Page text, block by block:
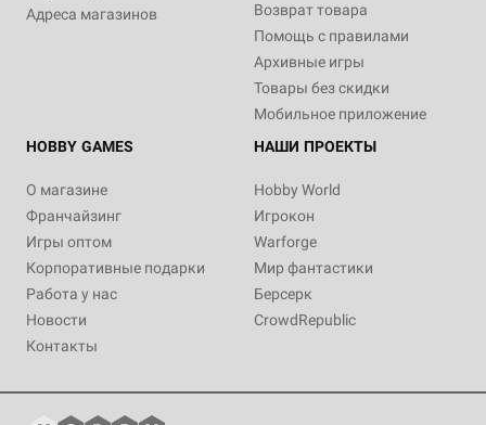
Адреса магазинов
Возврат товара
Помощь с правилами
Архивные игры
Товары без скидки
Мобильное приложение
HOBBY GAMES
О магазине
Франчайзинг
Игры оптом
Корпоративные подарки
Работа у нас
Новости
Контакты
НАШИ ПРОЕКТЫ
Hobby World
Игрокон
Warforge
Мир фантастики
Берсерк
CrowdRepublic